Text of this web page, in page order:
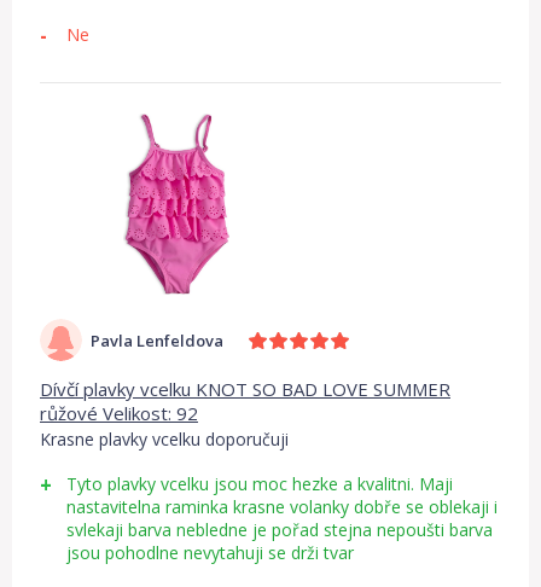
Ne
Pavla Lenfeldova
Dívčí plavky vcelku KNOT SO BAD LOVE SUMMER
růžové Velikost: 92
Krasne plavky vcelku doporučuji
Tyto plavky vcelku jsou moc hezke a kvalitni. Maji
nastavitelna raminka krasne volanky dobře se oblekaji i
svlekaji barva nebledne je pořad stejna nepoušti barva
jsou pohodlne nevytahuji se drži tvar